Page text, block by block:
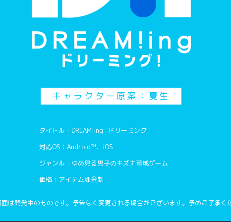
にいと、だいじょぶだ
くした。いませんせいとは
キャラクター原案：夏生
タイトル：DREAM!ing -ドリーミング！-
対応OS：Android™、iOS
ジャンル：ゆめ見る男子のキズナ育成ゲーム
価格：アイテム課金制
は開発中のものです。予告なく変更される場合がございます。予めご了承く